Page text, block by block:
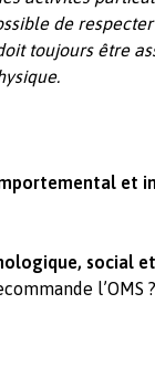
de
toujours être
et
social
l’OMS ?